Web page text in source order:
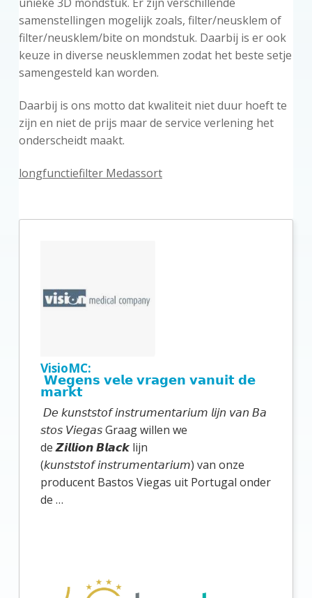
samenstellingen mogelijk zoals, filter/neusklem of
filter/neusklem/bite on mondstuk. Daarbij is er ook
keuze in diverse neusklemmen zodat het beste setje
samengesteld kan worden.
Daarbij is ons motto dat kwaliteit niet duur hoeft te
zijn en niet de prijs maar de service verlening het
onderscheidt maakt.
longfunctiefilter Medassort
P
VisioMC:
𝗪𝗲𝗴𝗲𝗻𝘀 𝘃𝗲𝗹𝗲 𝘃𝗿𝗮𝗴𝗲𝗻 𝘃𝗮𝗻𝘂𝗶𝘁 𝗱𝗲
𝗺𝗮𝗿𝗸𝘁
𝘋𝘦 𝘬𝘶𝘯𝘴𝘵𝘴𝘵𝘰𝘧 𝘪𝘯𝘴𝘵𝘳𝘶𝘮𝘦𝘯𝘵𝘢𝘳𝘪𝘶𝘮 𝘭𝘪𝘫𝘯 𝘷𝘢𝘯 𝘉𝘢
𝘴𝘵𝘰𝘴 𝘝𝘪𝘦𝘨𝘢𝘴 Graag willen we
de 𝙕𝙞𝙡𝙡𝙞𝙤𝙣 𝘽𝙡𝙖𝙘𝙠 lijn
(𝘬𝘶𝘯𝘴𝘵𝘴𝘵𝘰𝘧 𝘪𝘯𝘴𝘵𝘳𝘶𝘮𝘦𝘯𝘵𝘢𝘳𝘪𝘶𝘮) van onze
producent Bastos Viegas uit Portugal onder
de …